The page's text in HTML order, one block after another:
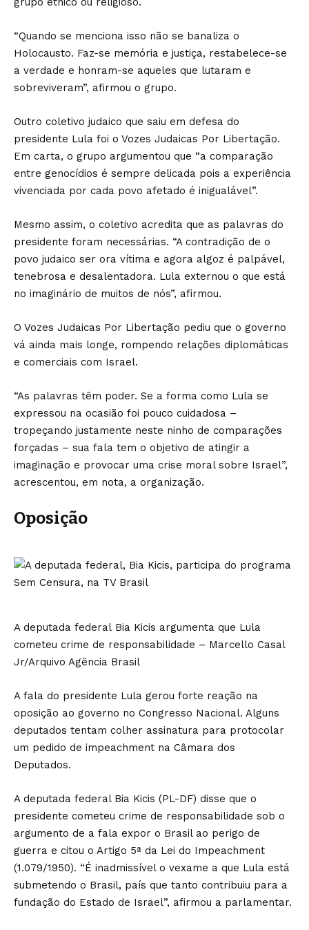
“Quando se menciona isso não se banaliza o
Holocausto. Faz-se memória e justiça, restabelece-se
a verdade e honram-se aqueles que lutaram e
sobreviveram”, afirmou o grupo.
Outro coletivo judaico que saiu em defesa do
presidente Lula foi o Vozes Judaicas Por Libertação.
Em carta, o grupo argumentou que “a comparação
entre genocídios é sempre delicada pois a experiência
vivenciada por cada povo afetado é inigualável”.
Mesmo assim, o coletivo acredita que as palavras do
presidente foram necessárias. “A contradição de o
povo judaico ser ora vítima e agora algoz é palpável,
tenebrosa e desalentadora. Lula externou o que está
no imaginário de muitos de nós”, afirmou.
O Vozes Judaicas Por Libertação pediu que o governo
vá ainda mais longe, rompendo relações diplomáticas
e comerciais com Israel.
“As palavras têm poder. Se a forma como Lula se
expressou na ocasião foi pouco cuidadosa –
tropeçando justamente neste ninho de comparações
forçadas – sua fala tem o objetivo de atingir a
imaginação e provocar uma crise moral sobre Israel”,
acrescentou, em nota, a organização.
Oposição
A deputada federal Bia Kicis argumenta que Lula
cometeu crime de responsabilidade – Marcello Casal
Jr/Arquivo Agência Brasil
A fala do presidente Lula gerou forte reação na
oposição ao governo no Congresso Nacional. Alguns
deputados tentam colher assinatura para protocolar
um pedido de impeachment na Câmara dos
Deputados.
A deputada federal Bia Kicis (PL-DF) disse que o
presidente cometeu crime de responsabilidade sob o
argumento de a fala expor o Brasil ao perigo de
guerra e citou o Artigo 5ª da Lei do Impeachment
(1.079/1950). “É inadmissível o vexame a que Lula está
submetendo o Brasil, país que tanto contribuiu para a
fundação do Estado de Israel”, afirmou a parlamentar.